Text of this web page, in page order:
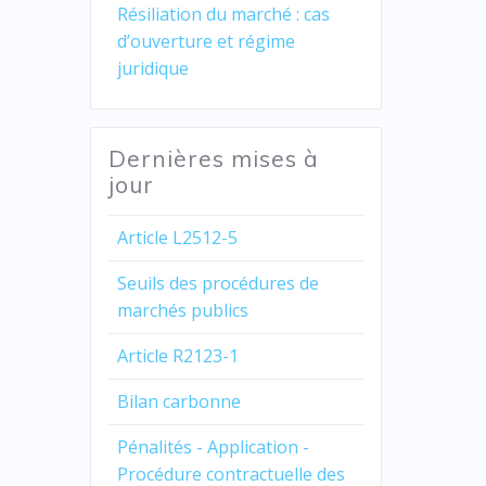
Résiliation du marché : cas
d’ouverture et régime
juridique
Dernières mises à
jour
Article L2512-5
Seuils des procédures de
marchés publics
Article R2123-1
Bilan carbonne
Pénalités - Application -
Procédure contractuelle des